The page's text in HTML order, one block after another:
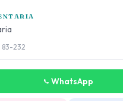
83-232
WhatsApp